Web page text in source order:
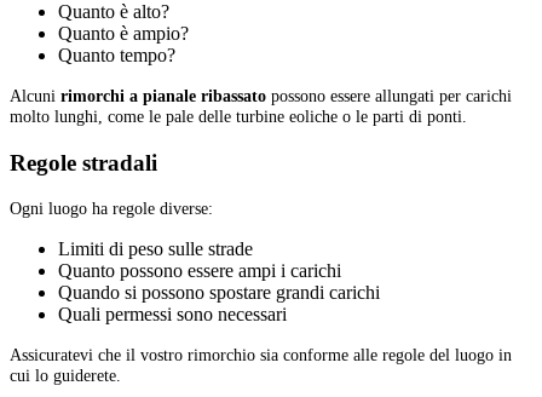
Quanto è alto?
Quanto è ampio?
Quanto tempo?
Alcuni rimorchi a pianale ribassato possono essere allungati per carichi
molto lunghi, come le pale delle turbine eoliche o le parti di ponti.
Regole stradali
Ogni luogo ha regole diverse:
Limiti di peso sulle strade
Quanto possono essere ampi i carichi
Quando si possono spostare grandi carichi
Quali permessi sono necessari
Assicuratevi che il vostro rimorchio sia conforme alle regole del luogo in
cui lo guiderete.